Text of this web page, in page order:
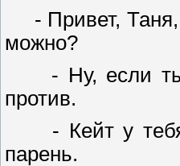
- Привет, Таня,
можно?
- Ну, если ты
против.
- Кейт у тебя?
парень.